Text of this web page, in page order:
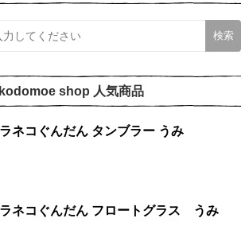
kodomoe shop 人気商品
ノラネコぐんだん タンブラー うみ
ノラネコぐんだん フロートグラス うみ